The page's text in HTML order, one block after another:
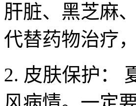
肝脏、黑芝麻
代替药物治疗
2. 皮肤保护：